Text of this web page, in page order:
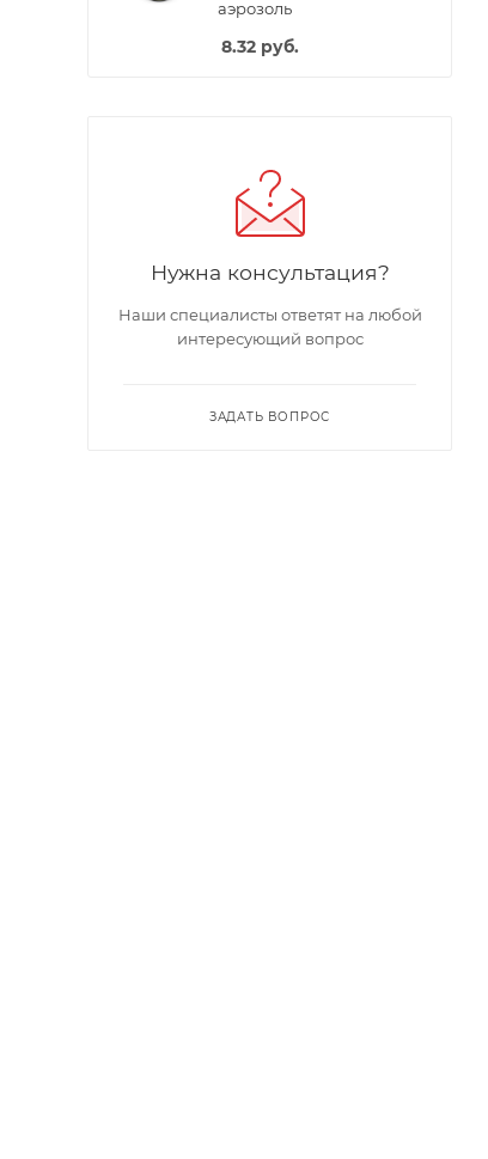
аэрозоль
8.32 руб.
Нужна консультация?
Наши специалисты ответят на любой
интересующий вопрос
ЗАДАТЬ ВОПРОС